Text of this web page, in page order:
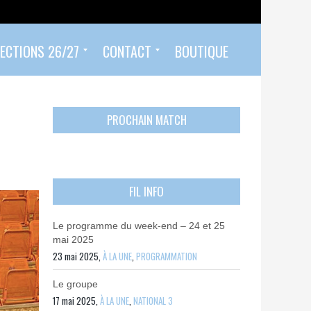
26/27 CONTACT BOUTIQUE
PROCHAIN MATCH
FIL INFO
Le programme du week-end – 24 et 25
mai 2025
23 mai 2025,À LA UNE,PROGRAMMATION
Le groupe
17 mai 2025,À LA UNE,NATIONAL 3